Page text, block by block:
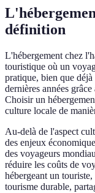
définition
L'hébergement chez
touristique où un
pratique, bien que
dernières années
Choisir un
culture locale de
Au-delà de l'aspect
des enjeux
des voyageurs
réduire les coûts de
hébergeant un
tourisme durable,